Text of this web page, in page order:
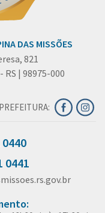
DAS MISSÕES
821
| 98975-000
0441